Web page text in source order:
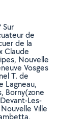
Sur
de
de la
Claude
Nouvelle
Vosges
T. de
Lagneau,
Borny(zone
Les-
Ville